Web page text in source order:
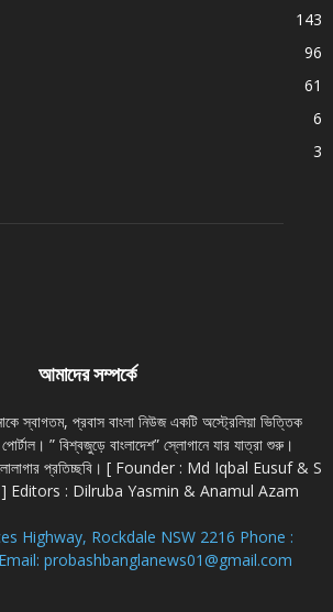
143
96
61
6
3
আমাদের সম্পর্কে
স্বাগতম, প্রবাস বাংলা নিউজ একটি অস্ট্রেলিয়া ভিত্তিক
” বিশ্বজুড়ে বাংলাদেশ” স্লোগানে যার যাত্রা শুরু।
প্রতিচ্ছবি। [ Founder : Md Iqbal Eusuf & S
Editors : Dilruba Yasmin & Anamul Azam
Highway, Rockdale NSW 2216 Phone :
probashbanglanews01@gmail.com